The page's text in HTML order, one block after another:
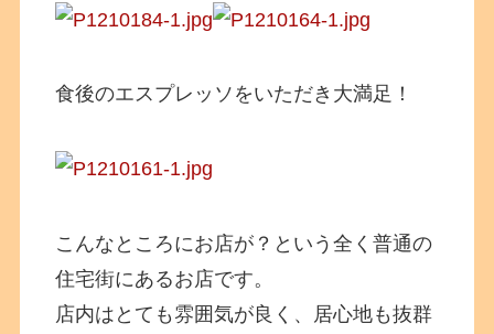
食後のエスプレッソをいただき大満足！
こんなところにお店が？という全く普通の
住宅街にあるお店です。
店内はとても雰囲気が良く、居心地も抜群